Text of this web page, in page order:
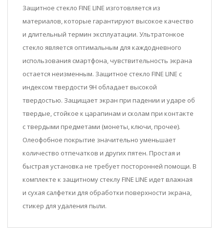
Защитное стекло FINE LINE изготовляется из
материалов, которые гарантируют высокое качество
и длительный термин эксплуатации. Ультратонкое
стекло является оптимальным для каждодневного
использования смартфона, чувствительность экрана
остается неизменным. Защитное стекло FINE LINE с
индексом твердости 9Н обладает высокой
твердостью. Защищает экран при падении и ударе об
твердые, стойкое к царапинам и сколам при контакте
с твердыми предметами (монеты, ключи, прочее).
Олеофобное покрытие значительно уменьшает
количество отпечатков и других пятен. Простая и
быстрая установка не требует посторонней помощи. В
комплекте к защитному стеклу FINE LINE идет влажная
и сухая салфетки для обработки поверхности экрана,
стикер для удаления пыли.